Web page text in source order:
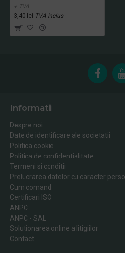
+ TVA
3,40 lei TVA inclus
Informatii
Despre noi
Date de identificare ale societatii
Politica cookie
Politica de confidentialitate
Termeni si conditii
Prelucrarea datelor cu caracter
Cum comand
Certificari ISO
ANPC
ANPC - SAL
Solutionarea online a litigiilor
Contact